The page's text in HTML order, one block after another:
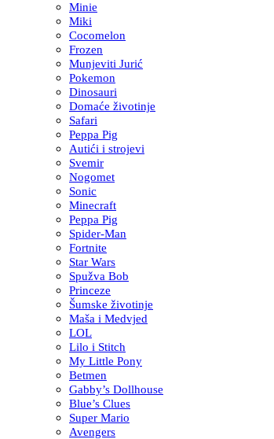
Minie
Miki
Cocomelon
Frozen
Munjeviti Jurić
Pokemon
Dinosauri
Domaće životinje
Safari
Peppa Pig
Autići i strojevi
Svemir
Nogomet
Sonic
Minecraft
Peppa Pig
Spider-Man
Fortnite
Star Wars
Spužva Bob
Princeze
Šumske životinje
Maša i Medvjed
LOL
Lilo i Stitch
My Little Pony
Betmen
Gabby’s Dollhouse
Blue’s Clues
Super Mario
Avengers